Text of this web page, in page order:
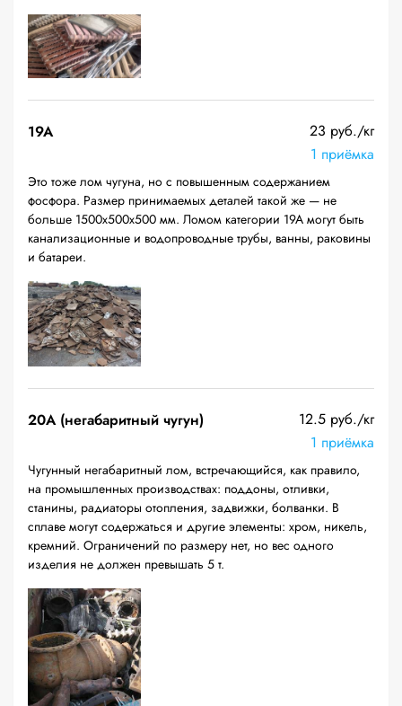
19A
23 руб./кг
1 приёмка
Это тоже лом чугуна, но с повышенным содержанием
фосфора. Размер принимаемых деталей такой же — не
больше 1500х500х500 мм. Ломом категории 19А могут быть
канализационные и водопроводные трубы, ванны, раковины
и батареи.
20A (негабаритный чугун)
12.5 руб./кг
1 приёмка
Чугунный негабаритный лом, встречающийся, как правило,
на промышленных производствах: поддоны, отливки,
станины, радиаторы отопления, задвижки, болванки. В
сплаве могут содержаться и другие элементы: хром, никель,
кремний. Ограничений по размеру нет, но вес одного
изделия не должен превышать 5 т.